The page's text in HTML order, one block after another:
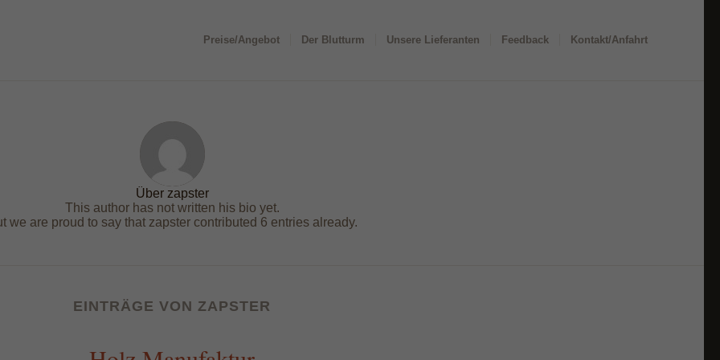
Preise/Angebot Der Blutturm Unsere Lieferanten Feedback Kontakt/Anfahrt
Über zapster
This author has not written his bio yet.
we are proud to say that zapstercontributed 6 entries already.
EINTRÄGE VON ZAPSTER